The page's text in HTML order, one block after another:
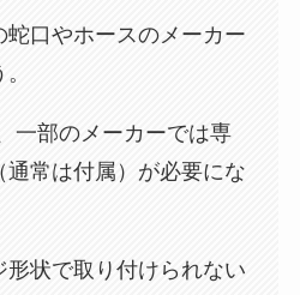
蛇口やホースのメーカー
一部のメーカーでは専
通常は付属）が必要にな
形状で取り付けられない